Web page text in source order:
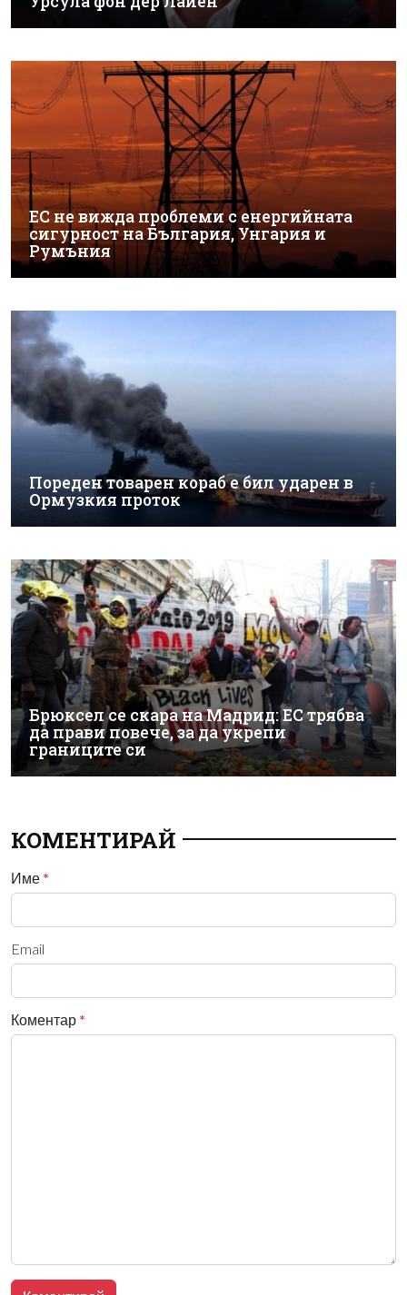
ЕС не вижда проблеми с енергийната
сигурност на България, Унгария и
Румъния
Пореден товарен кораб е бил ударен в
Ормузкия проток
Брюксел се скара на Мадрид: ЕС трябва
да прави повече, за да укрепи
границите си
КОМЕНТИРАЙ
Име *
Email
Коментар *